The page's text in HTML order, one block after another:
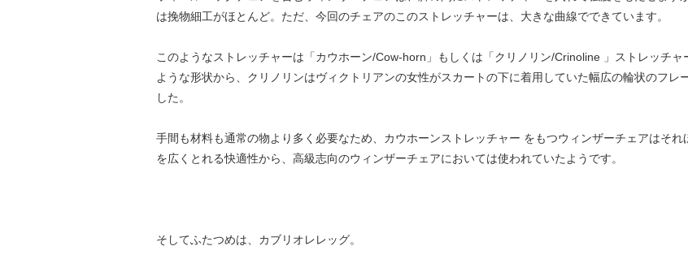
は挽物細工がほとんど。ただ、今回のチェアのこのストレッチャーは、大きな曲線でできています。
このようなストレッチャーは「カウホーン/Cow-horn」もしくは「クリノリン/Crinoline 」ストレッチ
ような形状から、クリノリンはヴィクトリアンの女性がスカートの下に着用していた幅広の輪状のフレ
した。
手間も材料も通常の物より多く必要なため、カウホーンストレッチャー をもつウィンザーチェアはそ
を広くとれる快適性から、高級志向のウィンザーチェアにおいては使われていたようです。
そしてふたつめは、カブリオレレッグ。